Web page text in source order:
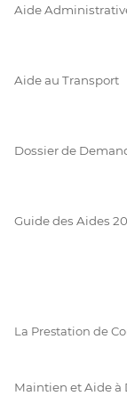
Aide
Aide au Transport
Dossier de
Guide des Aides
La Prestation de
Maintien et Aide à